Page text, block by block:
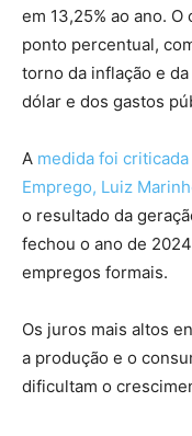
em 13,25% ao ano.
ponto percentual,
torno da inflação e
dólar e dos gastos
A medida foi
Emprego, Luiz
o resultado da
fechou o ano de
empregos formais.
Os juros mais altos
a produção e o
dificultam o